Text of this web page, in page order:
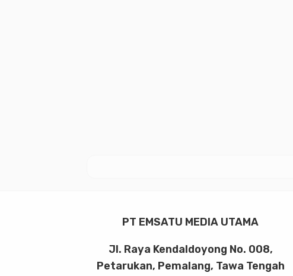
PT EMSATU MEDIA UTAMA
Jl. Raya Kendaldoyong No. 008,
Petarukan, Pemalang, Tawa Tengah